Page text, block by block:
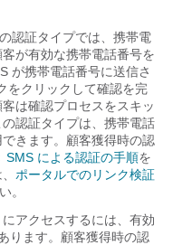
の認証タイプでは、携帯電
が有効な携帯電話番号を
が携帯電話番号に送信さ
をクリックして確認を完
は確認プロセスをスキッ
認証タイプは、携帯電話
きます。顧客獲得時の認
SMS による認証の手順を
ポータルでのリンク検証
。
アクセスするには、有効
ります。顧客獲得時の認